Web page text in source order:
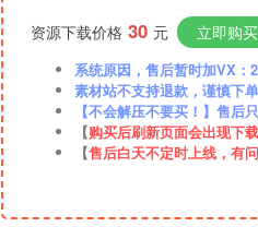
资源下载价格 30 元 立即购买
系统原因，售后暂时加VX：
素材站不支持退款，谨慎下单
【不会解压不要买！】售后
【购买后刷新页面会出现下
【售后白天不定时上线，有